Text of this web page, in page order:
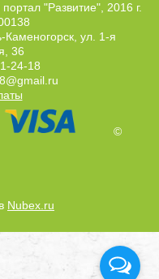
"Развитие", 2016 г.
Каменогорск, ул. 1-я
36
24-18
©
Nubex.ru